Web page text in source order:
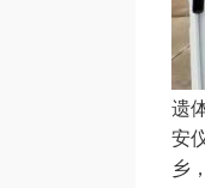
遗
安
乡